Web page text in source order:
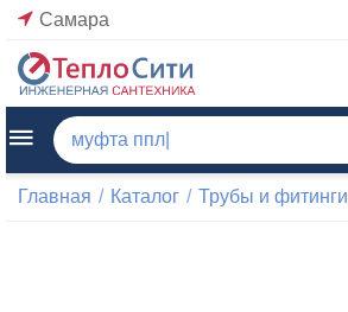
Самара
Главная / Каталог / Трубы и фитинги